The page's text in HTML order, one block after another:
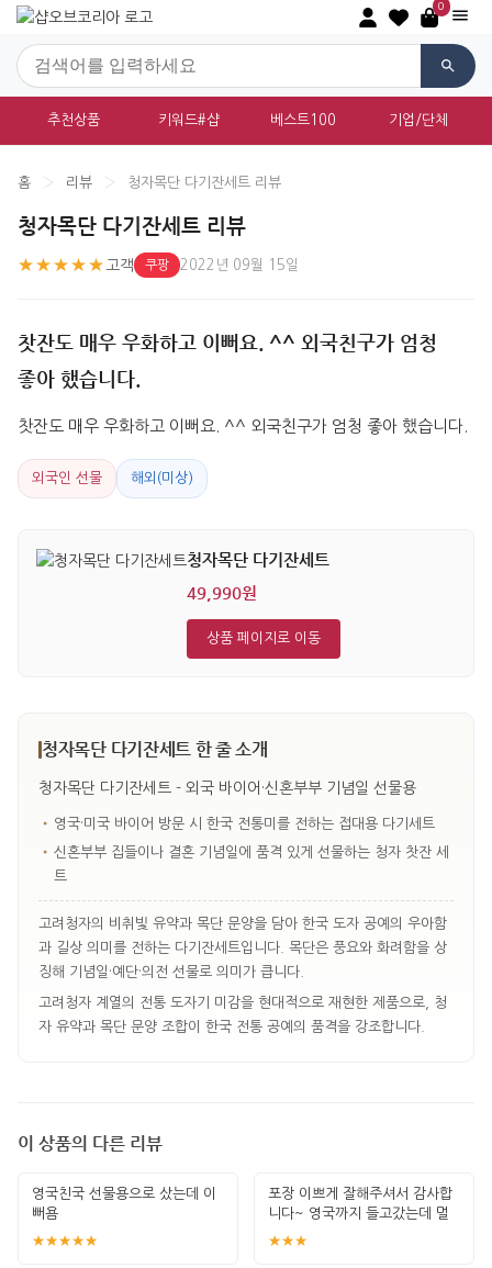
0
추천상품 키워드#샵 베스트100 기업/단체
홈 › 리뷰 › 청자목단 다기잔세트 리뷰
청자목단 다기잔세트 리뷰
★★★★★ 고객 쿠팡 2022년 09월 15일
찻잔도 매우 우화하고 이뻐요. ^^ 외국친구가 엄청
좋아 했습니다.
찻잔도 매우 우화하고 이뻐요. ^^ 외국친구가 엄청 좋아 했습니다.
외국인 선물 해외(미상)
청자목단 다기잔세트
49,990원
상품 페이지로 이동
청자목단 다기잔세트 한 줄 소개
청자목단 다기잔세트 - 외국 바이어·신혼부부 기념일 선물용
• 영국·미국 바이어 방문 시 한국 전통미를 전하는 접대용 다기세트
• 신혼부부 집들이나 결혼 기념일에 품격 있게 선물하는 청자 찻잔 세
트
고려청자의 비취빛 유약과 목단 문양을 담아 한국 도자 공예의 우아함
과 길상 의미를 전하는 다기잔세트입니다. 목단은 풍요와 화려함을 상
징해 기념일·예단·의전 선물로 의미가 큽니다.
고려청자 계열의 전통 도자기 미감을 현대적으로 재현한 제품으로, 청
자 유약과 목단 문양 조합이 한국 전통 공예의 품격을 강조합니다.
이 상품의 다른 리뷰
영국친국 선물용으로 샀는데 이
뻐욤
★★★★★
포장 이쁘게 잘해주셔서 감사합
니다~ 영국까지 들고갔는데 멀
쩡했어요
★★★